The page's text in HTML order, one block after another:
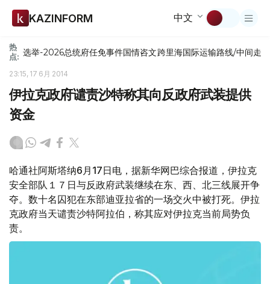
KAZINFORM 中文
热
点: 选举-2026总统府任免事件国情咨文跨里海国际运输路线/中间走廊
23:15, 17 6月 2014
伊拉克政府谴责沙特称其向反政府武装提供
资金
哈通社阿斯塔纳6月17日电，据新华网巴综合报道，伊拉克
安全部队１７日与反政府武装继续在东、西、北三线展开争
夺。数十名囚犯在东部迪亚拉省的一场交火中被打死。伊拉
克政府当天谴责沙特阿拉伯，称其应对伊拉克当前局势负
责。